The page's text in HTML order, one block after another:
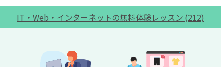
IT・Web・インターネットの無料体験レッスン (212)